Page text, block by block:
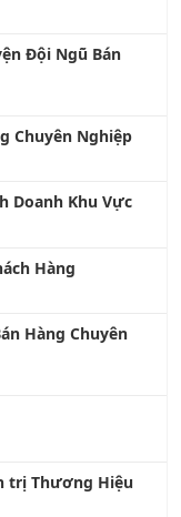
Đội Ngũ Bán
Chuyên Nghiệp
Doanh Khu Vực
Hàng
Hàng Chuyên
trị Thương Hiệu